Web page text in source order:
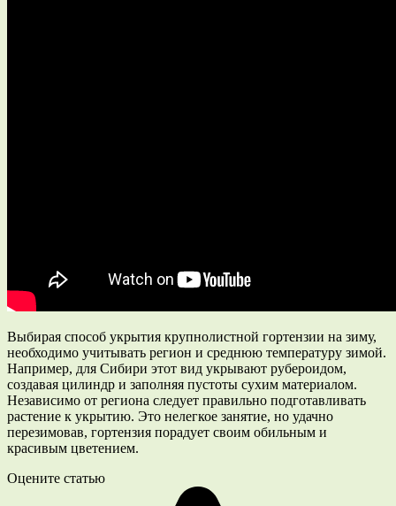
Выбирая способ укрытия крупнолистной гортензии на зиму,
необходимо учитывать регион и среднюю температуру зимой.
Например, для Сибири этот вид укрывают рубероидом,
создавая цилиндр и заполняя пустоты сухим материалом.
Независимо от региона следует правильно подготавливать
растение к укрытию. Это нелегкое занятие, но удачно
перезимовав, гортензия порадует своим обильным и
красивым цветением.
Оцените статью